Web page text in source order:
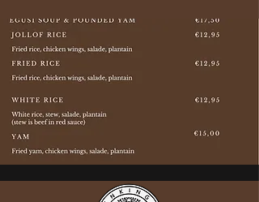
Bekijk hier ons nieuwe